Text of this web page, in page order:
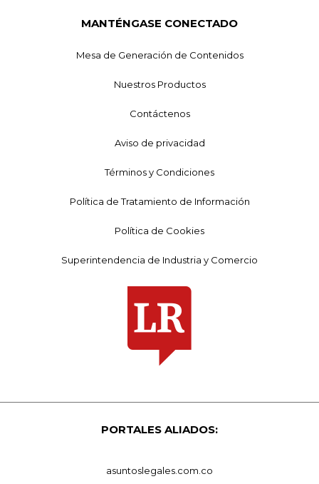
MANTÉNGASE CONECTADO
Mesa de Generación de Contenidos
Nuestros Productos
Contáctenos
Aviso de privacidad
Términos y Condiciones
Política de Tratamiento de Información
Política de Cookies
Superintendencia de Industria y Comercio
PORTALES ALIADOS:
asuntoslegales.com.co